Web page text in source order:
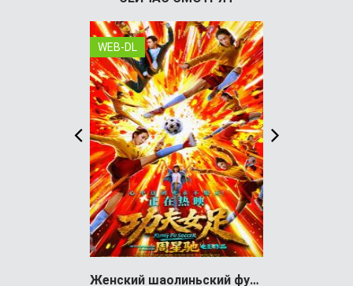
WEB-DL
Женский шаолиньский футбол (фильм 2026)